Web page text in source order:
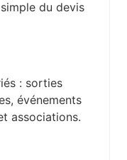
du devis
: sorties
événements
associations.